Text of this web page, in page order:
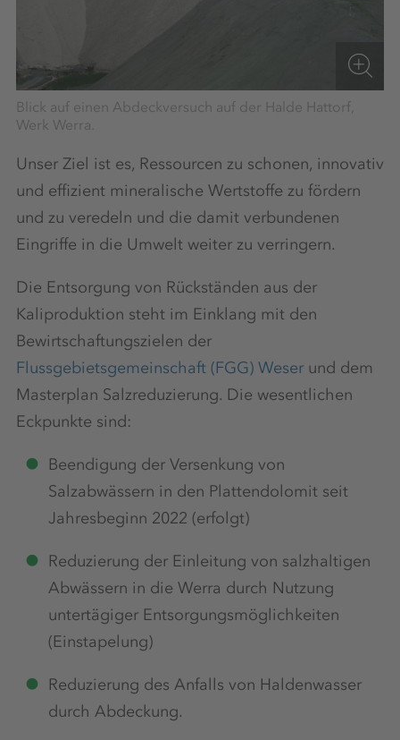
Blick auf einen Abdeckversuch auf der Halde Hattorf,
Werk Werra.
Unser Ziel ist es, Ressourcen zu schonen, innovativ
und effizient mineralische Wertstoffe zu fördern
und zu veredeln und die damit verbundenen
Eingriffe in die Umwelt weiter zu verringern.
Die Entsorgung von Rückständen aus der
Kaliproduktion steht im Einklang mit den
Bewirtschaftungszielen der
Flussgebietsgemeinschaft (FGG) Weser und dem
Masterplan Salzreduzierung. Die wesentlichen
Eckpunkte sind:
Beendigung der Versenkung von
Salzabwässern in den Plattendolomit seit
Jahresbeginn 2022 (erfolgt)
Reduzierung der Einleitung von salzhaltigen
Abwässern in die Werra durch Nutzung
untertägiger Entsorgungsmöglichkeiten
(Einstapelung)
Reduzierung des Anfalls von Haldenwasser
durch Abdeckung.